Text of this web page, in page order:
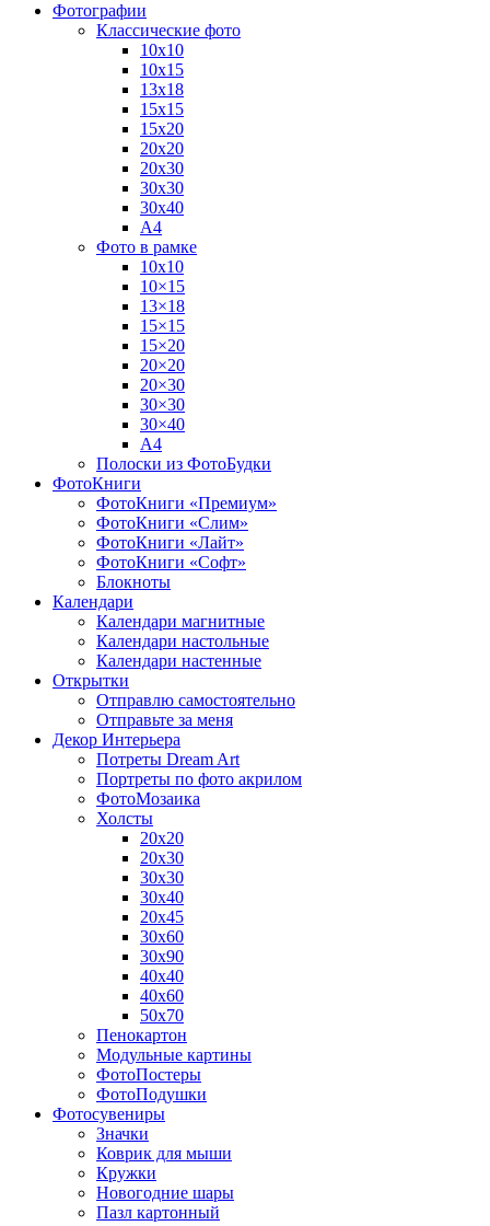
Фотографии
Классические фото
10х10
10х15
13х18
15х15
15х20
20х20
20х30
30х30
30х40
А4
Фото в рамке
10х10
10×15
13×18
15×15
15×20
20×20
20×30
30×30
30×40
A4
Полоски из ФотоБудки
ФотоКниги
ФотоКниги «Премиум»
ФотоКниги «Слим»
ФотоКниги «Лайт»
ФотоКниги «Софт»
Блокноты
Календари
Календари магнитные
Календари настольные
Календари настенные
Открытки
Отправлю самостоятельно
Отправьте за меня
Декор Интерьера
Потреты Dream Art
Портреты по фото акрилом
ФотоМозаика
Холсты
20х20
20х30
30х30
30х40
20х45
30х60
30х90
40х40
40х60
50х70
Пенокартон
Модульные картины
ФотоПостеры
ФотоПодушки
Фотоcувениры
Значки
Коврик для мыши
Кружки
Новогодние шары
Пазл картонный